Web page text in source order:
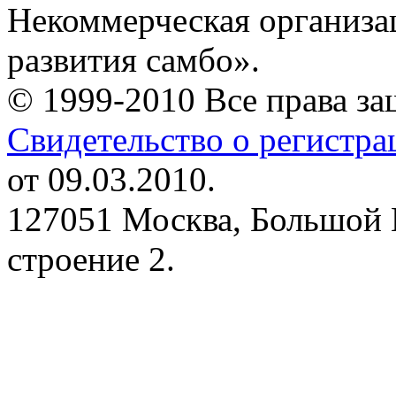
Некоммерческая
развития самбо».
© 1999-2010 Все права
Свидетельство о
от 09.03.2010.
127051 Москва, Большой
строение 2.